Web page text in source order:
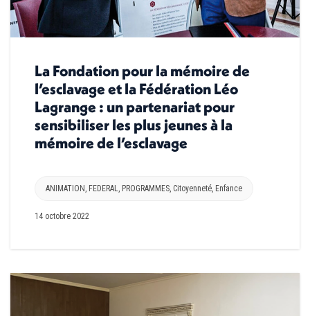
La Fondation pour la mémoire de
l’esclavage et la Fédération Léo
Lagrange : un partenariat pour
sensibiliser les plus jeunes à la
mémoire de l’esclavage
ANIMATION , FEDERAL, PROGRAMMES, Citoyenneté, Enfance
14 octobre 2022